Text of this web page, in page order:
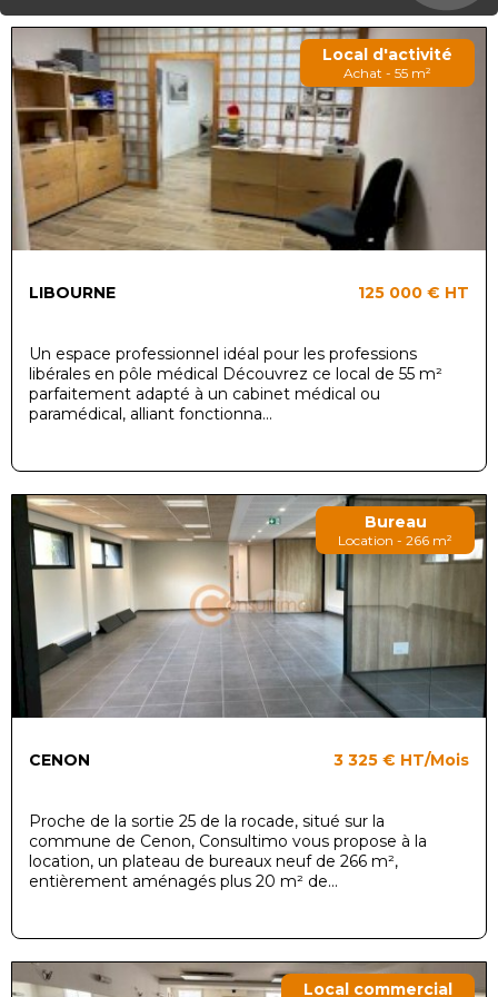
Local d'activité
Achat - 55 m²
LIBOURNE 125 000 € HT
Un espace professionnel idéal pour les professions
libérales en pôle médical Découvrez ce local de 55 m²
parfaitement adapté à un cabinet médical ou
paramédical, alliant fonctionna...
Bureau
Location - 266 m²
CENON 3 325 € HT/Mois
Proche de la sortie 25 de la rocade, situé sur la
commune de Cenon, Consultimo vous propose à la
location, un plateau de bureaux neuf de 266 m²,
entièrement aménagés plus 20 m² de...
Local commercial